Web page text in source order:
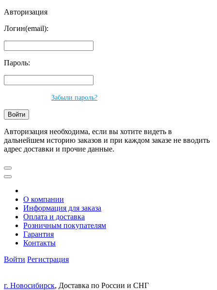
Авторизация
Логин(email):
Пароль:
Забыли пароль?
Авторизация необходима, если вы хотите видеть в
дальнейшем историю заказов и при каждом заказе не вводить
адрес доставки и прочие данные.
О компании
Информация для заказа
Оплата и доставка
Розничным покупателям
Гарантия
Контакты
Войти Регистрация
г. Новосибирск, Доставка по России и СНГ